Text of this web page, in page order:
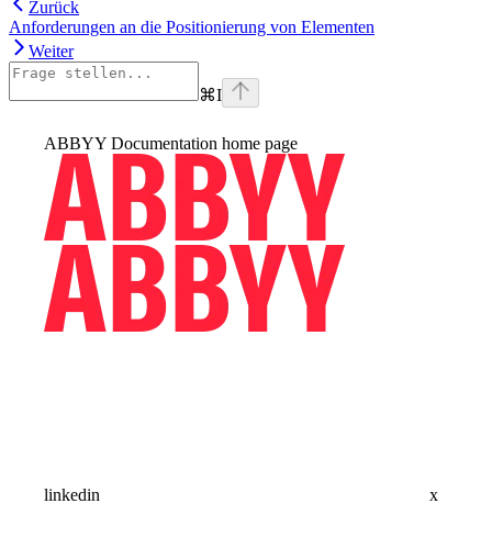
Zurück
Anforderungen an die Positionierung von Elementen
Weiter
⌘I
ABBYY Documentation home page
linkedin x